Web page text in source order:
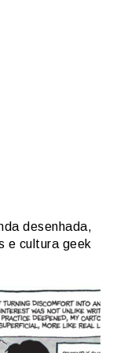
desenhada,
e cultura geek